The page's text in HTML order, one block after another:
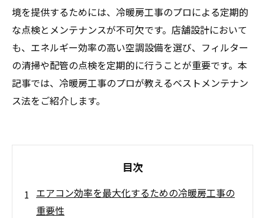
境を提供するためには、冷暖房工事のプロによる定期的
な点検とメンテナンスが不可欠です。店舗設計において
も、エネルギー効率の高い空調設備を選び、フィルター
の清掃や配管の点検を定期的に行うことが重要です。本
記事では、冷暖房工事のプロが教えるベストメンテナン
ス法をご紹介します。
目次
エアコン効率を最大化するための冷暖房工事の
重要性